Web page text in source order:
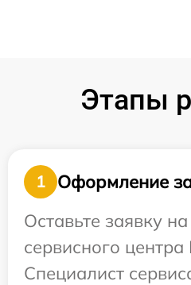
Этапы
1
Оформление
Оставьте заявку
сервисного центра
Специалист